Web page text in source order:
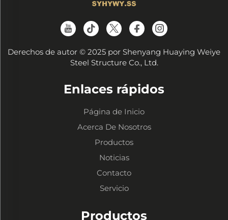
Derechos de autor © 2025 por Shenyang Huaying Weiye
Steel Structure Co., Ltd.
Enlaces rápidos
Página de Inicio
Acerca De Nosotros
Productos
Noticias
Contacto
Servicio
Productos